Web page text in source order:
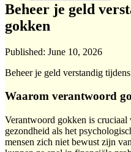
Beheer je geld
gokken
Published: June 10, 2026
Beheer je geld verstandig
Waarom verantwoord
Verantwoord gokken is
gezondheid als het
mensen zich niet bewust zijn